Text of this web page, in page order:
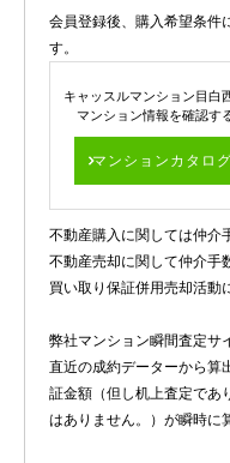
会員登録後、購入希望条件
す。
キャッスルマンション目白
マンション情報を確認す
マンションカタログ
不動産購入に関しては仲介
不動産売却に関して仲介手
買い取り保証併用売却活動
弊社マンション瞬間査定
直近の成約データーから算
証金額（但し机上査定であ
はありません。）が瞬時に